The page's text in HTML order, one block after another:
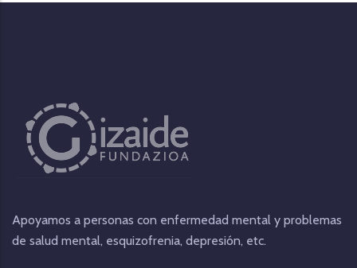
Apoyamos a personas con enfermedad mental y problemas
de salud mental, esquizofrenia, depresión, etc.